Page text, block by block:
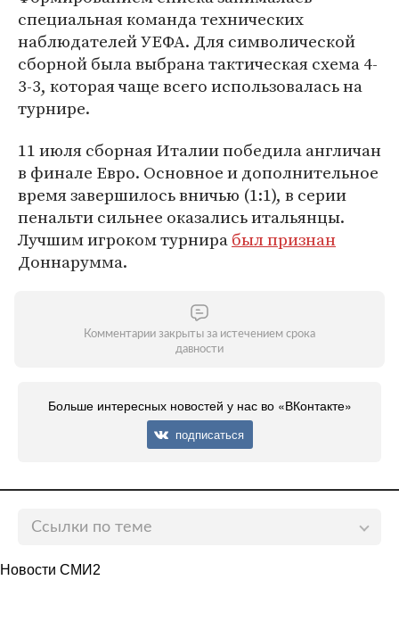
специальная команда технических
наблюдателей УЕФА. Для символической
сборной была выбрана тактическая схема 4-
3-3, которая чаще всего использовалась на
турнире.
11 июля сборная Италии победила англичан
в финале Евро. Основное и дополнительное
время завершилось вничью (1:1), в серии
пенальти сильнее оказались итальянцы.
Лучшим игроком турнирабыл признан
Доннарумма.
Комментарии закрыты за истечением срока
давности
Больше интересных новостей у нас во «ВКонтакте»
подписаться
Ссылки по теме
реакции на победу в финале Евро
Новости СМИ2